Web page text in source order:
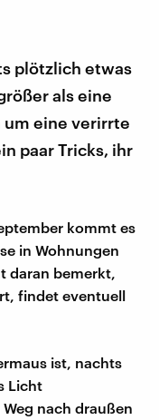
plötzlich etwas
als eine
um eine verirrte
paar Tricks, ihr
kommt es
in Wohnungen
daran bemerkt,
findet eventuell
ist, nachts
Licht
nach draußen